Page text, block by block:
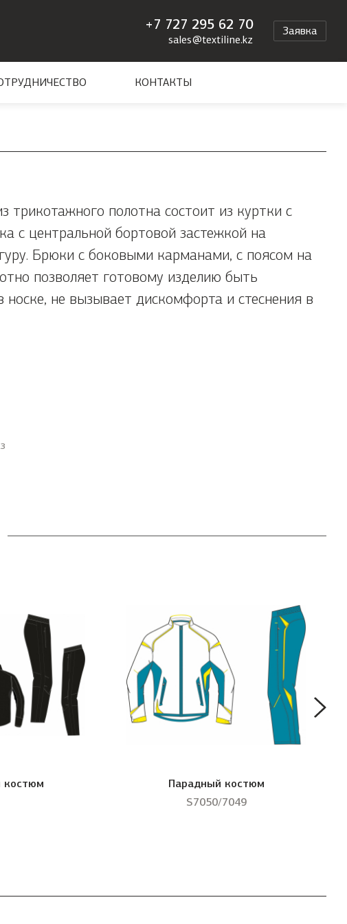
Заявка
+7 727 295 62 70
sales@textiline.kz
КОНТАКТЫ
трикотажного полотна состоит из куртки с
с центральной бортовой застежкой на
Брюки с боковыми карманами, с поясом на
позволяет готовому изделию быть
не вызывает дискомфорта и стеснения в
костюм
Парадный костюм
S7050/7049